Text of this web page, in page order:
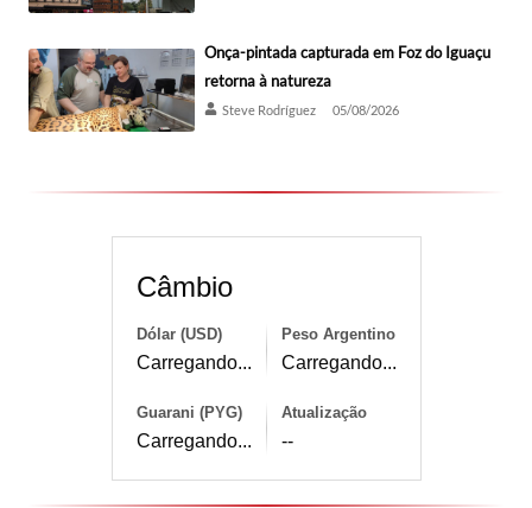
Onça-pintada capturada em Foz do Iguaçu
retorna à natureza
Steve Rodríguez 05/08/2026
Câmbio
Dólar (USD)
Carregando...
Peso Argentino
Carregando...
Guarani (PYG)
Carregando...
Atualização
--